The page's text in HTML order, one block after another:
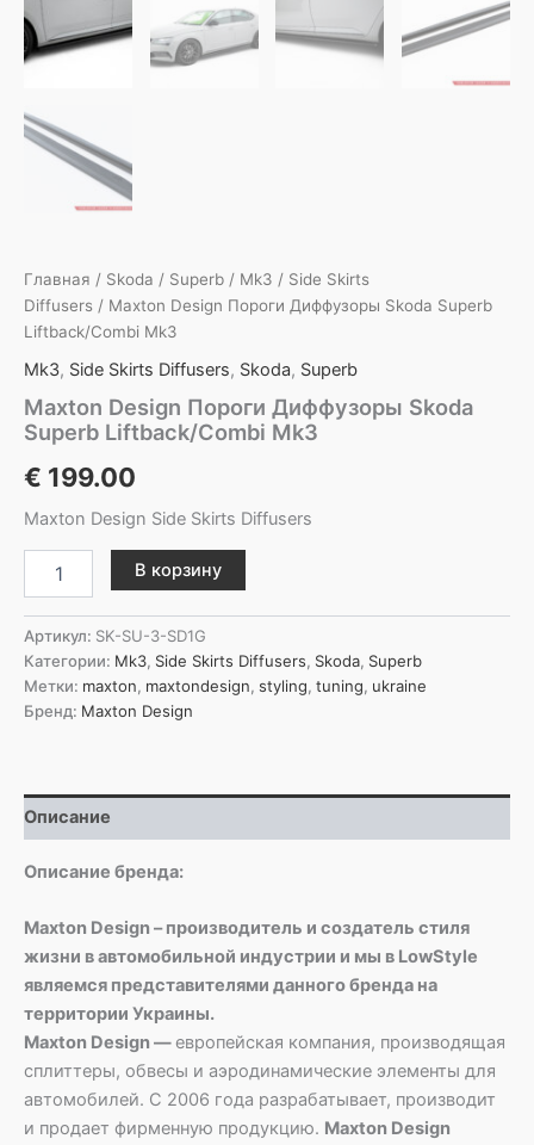
Главная / Skoda / Superb / Mk3 / Side Skirts
Diffusers / Maxton Design Пороги Диффузоры Skoda Superb
Liftback/Combi Mk3
Mk3, Side Skirts Diffusers, Skoda, Superb
Maxton Design Пороги Диффузоры Skoda
Superb Liftback/Combi Mk3
€ 199.00
Maxton Design Side Skirts Diffusers
товара
Design
Пороги
Диффузоры
Skoda
Superb
В корзину
Артикул: SK-SU-3-SD1G
Категории: Mk3, Side Skirts Diffusers, Skoda, Superb
Метки: maxton, maxtondesign, styling, tuning, ukraine
Бренд: Maxton Design
Описание
Описание бренда:
Maxton Design – производитель и создатель стиля
жизни в автомобильной индустрии и мы в LowStyle
являемся представителями данного бренда на
территории Украины.
Maxton Design —европейская компания, производящая
сплиттеры, обвесы и аэродинамические элементы для
автомобилей. С 2006 года разрабатывает, производит
и продает фирменную продукцию. Maxton Design